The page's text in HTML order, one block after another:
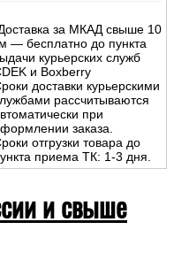
за МКАД свыше 10
— бесплатно до пункта
курьерских служб
и Boxberry
доставки курьерскими
рассчитываются
при
заказа.
отгрузки товара до
приема ТК: 1-3 дня.
и свыше